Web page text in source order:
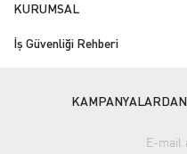
KURUMSAL
İş Güvenliği Rehberi